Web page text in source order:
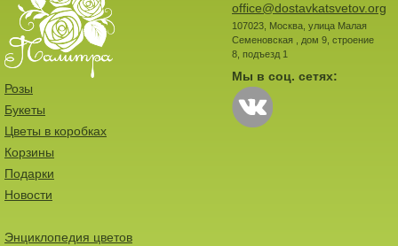
office@dostavkatsvetov.org
107023, Москва, улица Малая
Семеновская , дом 9, строение
8, подъезд 1
Мы в соц. сетях:
Розы
Букеты
Цветы в коробках
Корзины
Подарки
Новости
Энциклопедия цветов